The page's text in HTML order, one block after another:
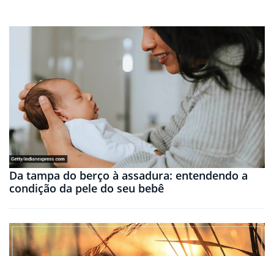
Da tampa do berço à assadura: entendendo a
condição da pele do seu bebê